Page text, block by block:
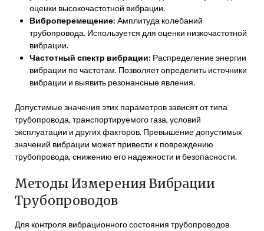
оценки высокочастотной вибрации.
Виброперемещение: Амплитуда колебаний
трубопровода. Используется для оценки низкочастотной
вибрации.
Частотный спектр вибрации: Распределение энергии
вибрации по частотам. Позволяет определить источники
вибрации и выявить резонансные явления.
Допустимые значения этих параметров зависят от типа
трубопровода, транспортируемого газа, условий
эксплуатации и других факторов. Превышение допустимых
значений вибрации может привести к повреждению
трубопровода, снижению его надежности и безопасности.
Методы Измерения Вибрации
Трубопроводов
Для контроля вибрационного состояния трубопроводов